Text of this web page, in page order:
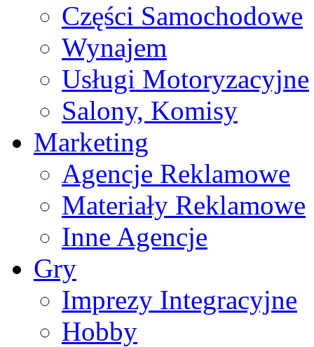
Części Samochodowe
Wynajem
Usługi Motoryzacyjne
Salony, Komisy
Marketing
Agencje Reklamowe
Materiały Reklamowe
Inne Agencje
Gry
Imprezy Integracyjne
Hobby